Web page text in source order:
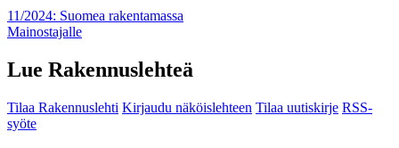
11/2024: Suomea rakentamassa
Mainostajalle
Lue Rakennuslehteä
Tilaa Rakennuslehti Kirjaudu näköislehteen Tilaa uutiskirje RSS-
syöte